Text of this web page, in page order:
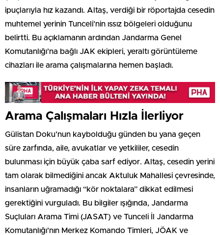
ipuçlarıyla hız kazandı. Altaş, verdiği bir röportajda cesedin
muhtemel yerinin Tunceli’nin ıssız bölgeleri olduğunu
belirtti. Bu açıklamanın ardından Jandarma Genel
Komutanlığı’na bağlı JAK ekipleri, yeraltı görüntüleme
cihazları ile arama çalışmalarına hemen başladı.
Arama Çalışmaları Hızla İlerliyor
Gülistan Doku’nun kaybolduğu günden bu yana geçen
süre zarfında, aile, avukatlar ve yetkililer, cesedin
bulunması için büyük çaba sarf ediyor. Altaş, cesedin yerini
tam olarak bilmediğini ancak Aktuluk Mahallesi çevresinde,
insanların uğramadığı “kör noktalara” dikkat edilmesi
gerektiğini vurguladı. Bu bilgiler ışığında, Jandarma
Suçluları Arama Timi (JASAT) ve Tunceli İl Jandarma
Komutanlığı’nın Merkez Komando Timleri, JÖAK ve